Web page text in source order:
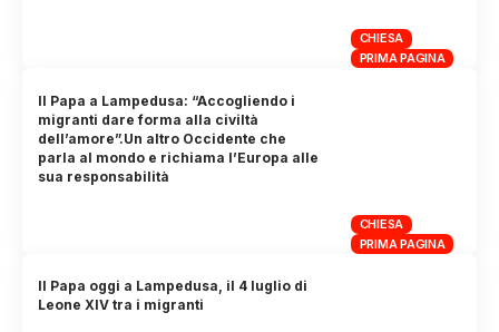
CHIESA
PRIMA PAGINA
CHIESA
PRIMA PAGINA
Il Papa a Lampedusa: “Accogliendo i
migranti dare forma alla civiltà
dell’amore”.Un altro Occidente che
parla al mondo e richiama l’Europa alle
sua responsabilità
Il Papa oggi a Lampedusa, il 4 luglio di
Leone XIV tra i migranti